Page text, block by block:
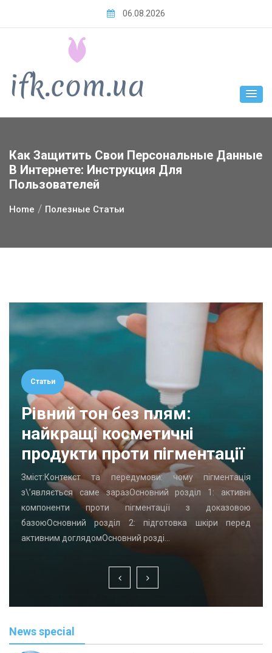
06.08.2026
Как Защитить Свои Персональные Данные
В Интернете: Инструкция Для
Пользователей
Home Полезные Статьи
Статьи
Рівний тон без плям:
найкращі косметичні
продукти проти пігментації
Зміст:Контекст та передумови: чому пігментація
з\’являється саме заразОсновний розділ 1: активні
компоненти проти пігментації з доказовою
базоюОсновний розділ 2: підготовка шкіри перед
активним доглядомОсновний розді…
News special